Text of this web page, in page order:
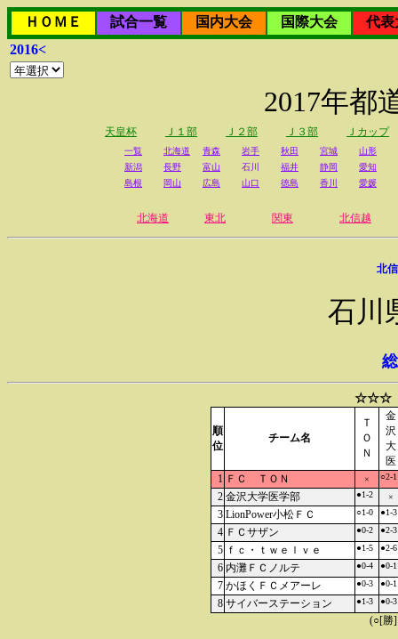
ＨＯＭＥ 試合一覧 国内大会 国際大会
代表
2016<
2017年都
天皇杯 Ｊ１部 Ｊ２部 Ｊ３部 Ｊカップ
一覧 北海道 青森 岩手 秋田 宮城
山形
新潟
長野 富山 石川 福井 静岡
愛知
島根
岡山 広島 山口 徳島 香川 愛媛
北海道 東北 関東 北信越
北
石川
☆☆☆
順
位
チーム名
Ｔ
Ｏ
Ｎ
金
沢
大
医
1 ＦＣ ＴＯＮ × ○2-1
2 金沢大学医学部 ●1-2 ×
3 LionPower小松ＦＣ ○1-0 ●1-3
4 ＦＣサザン ●0-2 ●2-3
5 ｆｃ・ｔｗｅｌｖｅ ●1-5 ●2-6
6 内灘ＦＣノルテ ●0-4 ●0-1
7 かほくＦＣメアーレ ●0-3 ●0-1
8 サイバーステーション ●1-3 ●0-3
(○[勝